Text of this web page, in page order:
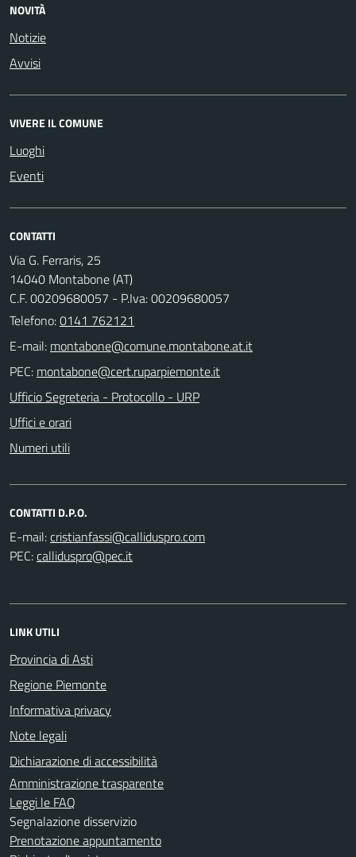
NOVITÀ
Notizie
Avvisi
VIVERE IL COMUNE
Luoghi
Eventi
CONTATTI
Via G. Ferraris, 25
14040 Montabone (AT)
C.F. 00209680057 - P.Iva: 00209680057
Telefono:0141 762121
E-mail:
PEC:
Ufficio Segreteria - Protocollo - URP
Uffici e orari
Numeri utili
CONTATTI D.P.O.
E-mail:
PEC:
LINK UTILI
Provincia di Asti
Regione Piemonte
Informativa privacy
Note legali
Dichiarazione di accessibilità
Amministrazione trasparente
Leggi le FAQ
Segnalazione disservizio
Prenotazione appuntamento